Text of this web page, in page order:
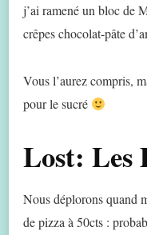
j’ai ramené un bloc de
crêpes chocolat-pâte
Vous l’aurez compris,
pour le sucré
Lost: Les
Nous déplorons quand
de pizza à 50cts :